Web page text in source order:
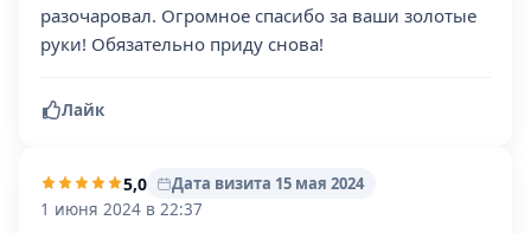
разочаровал. Огромное спасибо за ваши золотые
руки! Обязательно приду снова!
Лайк
5,0
Дата визита 15 мая 2024
1 июня 2024 в 22:37